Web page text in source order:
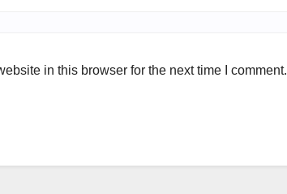
in this browser for the next time I comment.